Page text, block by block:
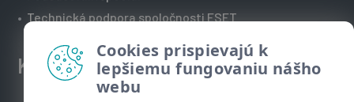
• Technická podpora spoločnosti ESET
Kontakt
Cookies prispievajú k
lepšiemu fungovaniu nášho
webu